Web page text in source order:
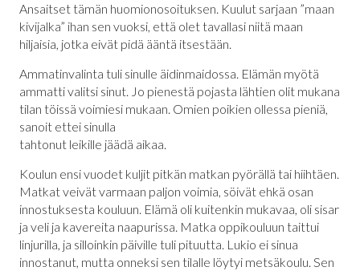
Ansaitset tämän huomionosoituksen. Kuulut sarjaan ”maan
kivijalka” ihan sen vuoksi, että olet tavallasi niitä maan
hiljaisia, jotka eivät pidä ääntä itsestään.
Ammatinvalinta tuli sinulle äidinmaidossa. Elämän myötä
ammatti valitsi sinut. Jo pienestä pojasta lähtien olit mukana
tilan töissä voimiesi mukaan. Omien poikien ollessa pieniä,
sanoit ettei sinulla
tahtonut leikille jäädä aikaa.
Koulun ensi vuodet kuljit pitkän matkan pyörällä tai hiihtäen.
Matkat veivät varmaan paljon voimia, söivät ehkä osan
innostuksesta kouluun. Elämä oli kuitenkin mukavaa, oli sisar
ja veli ja kavereita naapurissa. Matka oppikouluun taittui
linjurilla, ja silloinkin päiville tuli pituutta. Lukio ei sinua
innostanut, mutta onneksi sen tilalle löytyi metsäkoulu. Sen